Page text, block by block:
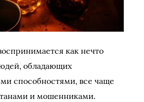
как нечто
обладающих
способностями, все чаще
и мошенниками.